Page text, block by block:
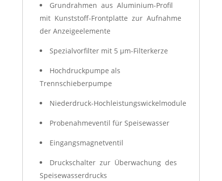
Grundrahmen aus Aluminium-Profil
mit Kunststoff-Frontplatte zur Aufnahme
der Anzeigeelemente
Spezialvorfilter mit 5 µm-Filterkerze
Hochdruckpumpe als
Trennschieberpumpe
Niederdruck-Hochleistungswickelmodule
Probenahmeventil für Speisewasser
Eingangsmagnetventil
Druckschalter zur Überwachung des
Speisewasserdrucks